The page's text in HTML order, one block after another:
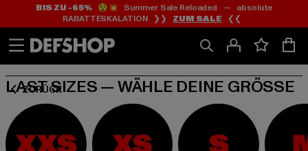
Zum
Inhalt
springen
Zum
Fußzeile
springen
BIS ZU -65%😲💥 Summer Sale Reloaded — absolute
RABATTESKALATION ❯❯ ZUM SALE ❮❮
ZURÜCK
LAST SIZES — WÄHLE DEINE GRÖSSE
Zum
Produktraster
springen